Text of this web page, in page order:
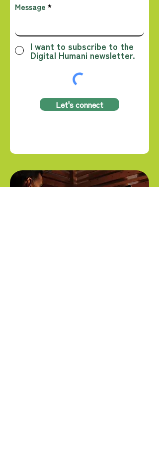
Message
I want to subscribe to the
Digital Humani newsletter.
Let's connect